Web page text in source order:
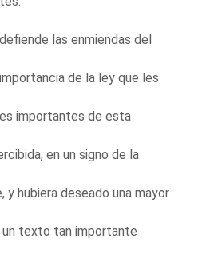
las enmiendas del
de la ley que les
importantes de esta
en un signo de la
y hubiera deseado una mayor
un texto tan importante